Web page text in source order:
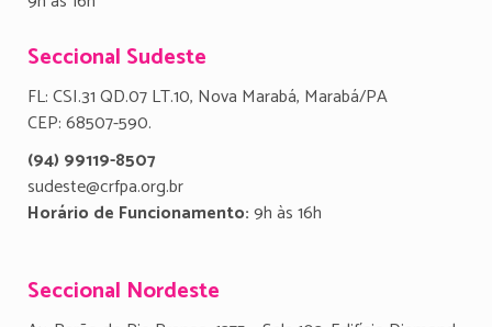
Seccional Sudeste
FL: CSI.31 QD.07 LT.10, Nova Marabá, Marabá/PA
CEP: 68507-590.
(94) 99119-8507
sudeste@crfpa.org.br
Horário de Funcionamento:9h às 16h
Seccional Nordeste